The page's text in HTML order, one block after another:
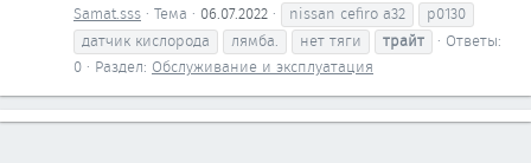
Samat.sss Тема 06.07.2022 nissan cefiro a32
p0130
датчик кислорода
лямба. нет тяги трайт
Ответы:
0
Раздел: Обслуживание и эксплуатация